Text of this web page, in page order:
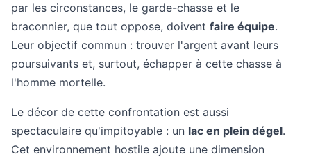
par les circonstances, le garde-chasse et le
braconnier, que tout oppose, doivent faire équipe.
Leur objectif commun : trouver l'argent avant leurs
poursuivants et, surtout, échapper à cette chasse à
l'homme mortelle.
Le décor de cette confrontation est aussi
spectaculaire qu'impitoyable : un lac en plein dégel.
Cet environnement hostile ajoute une dimension